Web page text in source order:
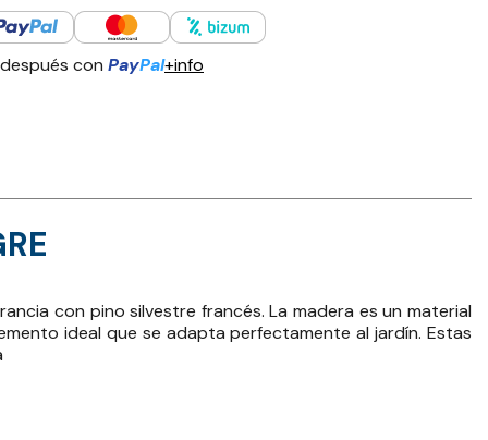
con PayPal+info
con pino silvestre francés. La madera es un material
ideal que se adapta perfectamente al jardín. Estas